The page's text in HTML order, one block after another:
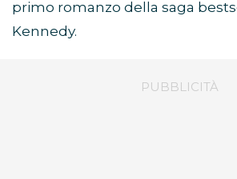
primo romanzo della saga
Kennedy.